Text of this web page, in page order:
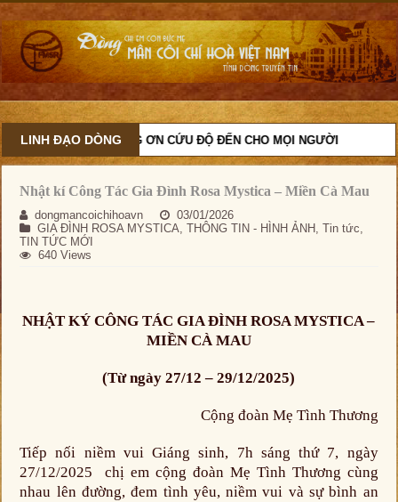
LINH ĐẠO DÒNG
CỨU ĐỘ, VÀ MANG ƠN CỨU ĐỘ ĐẾN CHO MỌI NGƯỜI
Nhật kí Công Tác Gia Đình Rosa Mystica – Miền Cà Mau
dongmancoichihoavn
03/01/2026
GIA ĐÌNH ROSA MYSTICA,THÔNG TIN - HÌNH ẢNH ,Tin tức,
TIN TỨC MỚI
640 Views
NHẬT KÝ CÔNG TÁC GIA ĐÌNH ROSA MYSTICA –
MIỀN CÀ MAU
(Từ ngày 27/12 – 29/12/2025)
Cộng đoàn Mẹ Tình Thương
Tiếp nối niềm vui Giáng sinh, 7h sáng thứ 7, ngày
27/12/2025 chị em cộng đoàn Mẹ Tình Thương cùng
nhau lên đường, đem tình yêu, niềm vui và sự bình an